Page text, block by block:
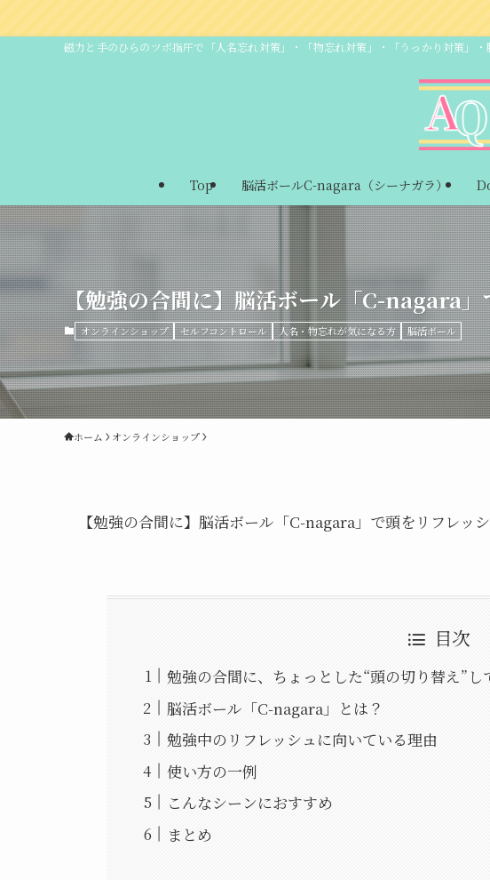
AQマ
磁力と手のひらのツボ指圧で「人名忘れ対策」・「物忘れ対策」・「うっかり対策」・
Top 脳活ボールC-nagara（シーナガラ）
【勉強の合間に】脳活ボール「C-nagara」
オンラインショップ セルフコントロール 人名・物忘れが気になる方 脳活ボール
ホーム オンラインショップ
【勉強の合間に】脳活ボール「C-nagara」で頭をリフレッ
目次
勉強の合間に、ちょっとした“頭の切り替え”し
脳活ボール「C-nagara」とは？
勉強中のリフレッシュに向いている理由
使い方の一例
こんなシーンにおすすめ
まとめ